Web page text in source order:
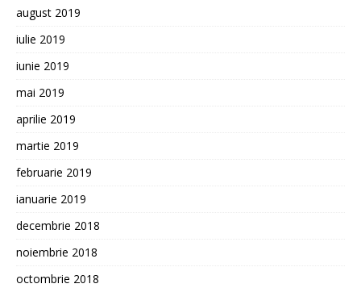
august 2019
iulie 2019
iunie 2019
mai 2019
aprilie 2019
martie 2019
februarie 2019
ianuarie 2019
decembrie 2018
noiembrie 2018
octombrie 2018